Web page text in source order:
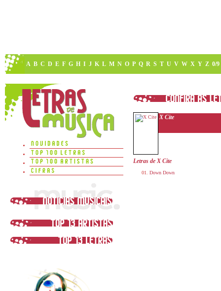
A B C D E F G H I J K L M N O P Q R S T U V W X Y Z 0/9
X Cite
Letras de X Cite
Down Down